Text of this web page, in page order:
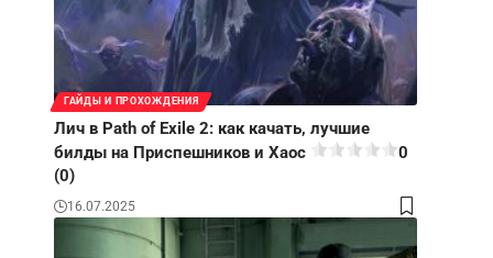
ГАЙДЫ И ПРОХОЖДЕНИЯ
Лич в Path of Exile 2: как качать, лучшие
билды на Приспешников и Хаос
0
(0)
16.07.2025